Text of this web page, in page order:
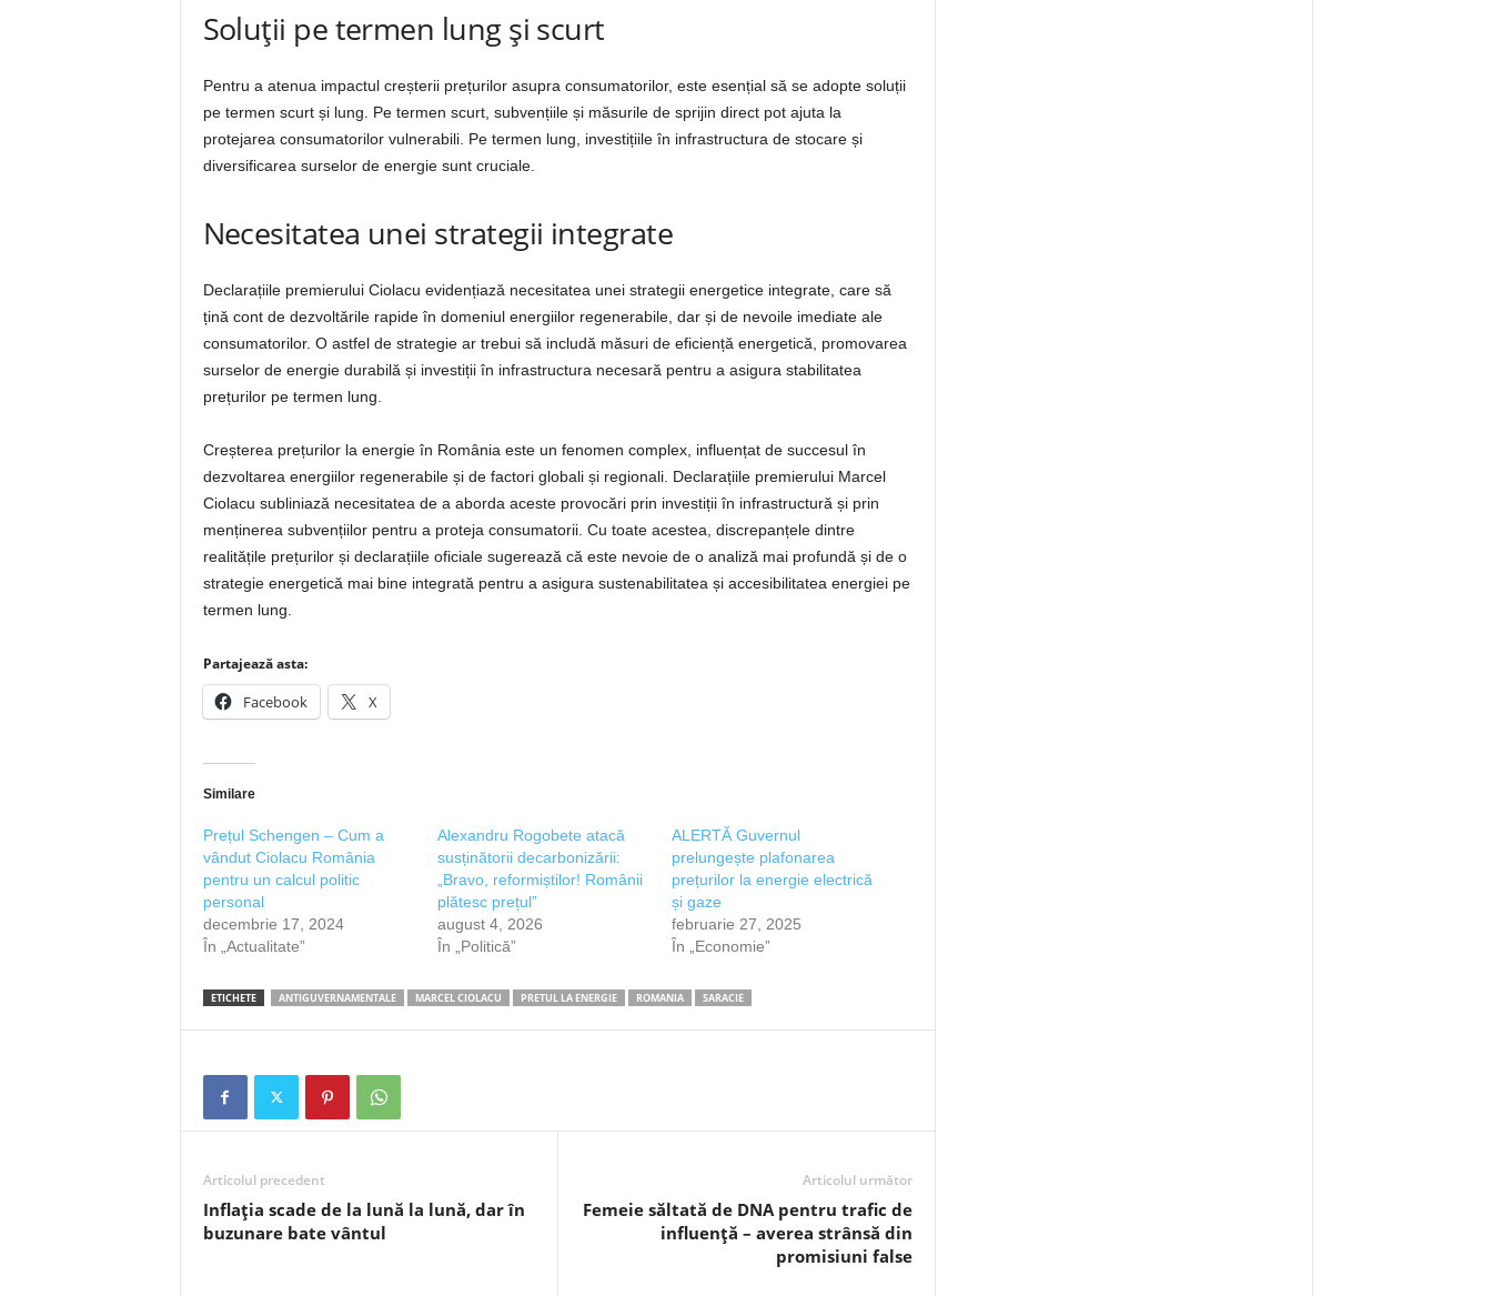
Soluții pe termen lung și scurt
Pentru a atenua impactul creșterii prețurilor asupra consumatorilor, este esențial să se adopte soluții
pe termen scurt și lung. Pe termen scurt, subvențiile și măsurile de sprijin direct pot ajuta la
protejarea consumatorilor vulnerabili. Pe termen lung, investițiile în infrastructura de stocare și
diversificarea surselor de energie sunt cruciale.
Necesitatea unei strategii integrate
Declarațiile premierului Ciolacu evidențiază necesitatea unei strategii energetice integrate, care să
țină cont de dezvoltările rapide în domeniul energiilor regenerabile, dar și de nevoile imediate ale
consumatorilor. O astfel de strategie ar trebui să includă măsuri de eficiență energetică, promovarea
surselor de energie durabilă și investiții în infrastructura necesară pentru a asigura stabilitatea
prețurilor pe termen lung.
Creșterea prețurilor la energie în România este un fenomen complex, influențat de succesul în
dezvoltarea energiilor regenerabile și de factori globali și regionali. Declarațiile premierului Marcel
Ciolacu subliniază necesitatea de a aborda aceste provocări prin investiții în infrastructură și prin
menținerea subvențiilor pentru a proteja consumatorii. Cu toate acestea, discrepanțele dintre
realitățile prețurilor și declarațiile oficiale sugerează că este nevoie de o analiză mai profundă și de o
strategie energetică mai bine integrată pentru a asigura sustenabilitatea și accesibilitatea energiei pe
termen lung.
Partajează asta:
Facebook X
Similare
Prețul Schengen – Cum a
vândut Ciolacu România
pentru un calcul politic
personal
decembrie 17, 2024
În „Actualitate”
Alexandru Rogobete atacă
susținătorii decarbonizării:
„Bravo, reformiștilor! Românii
plătesc prețul”
august 4, 2026
În „Politică”
ALERTĂ Guvernul
prelungește plafonarea
prețurilor la energie electrică
și gaze
februarie 27, 2025
În „Economie”
ETICHETE ANTIGUVERNAMENTALE MARCEL CIOLACU PRETUL LA ENERGIE ROMANIA SARACIE
Articolul precedent
Inflația scade de la lună la lună, dar în
buzunare bate vântul
Articolul următor
Femeie săltată de DNA pentru trafic de
influență – averea strânsă din
promisiuni false